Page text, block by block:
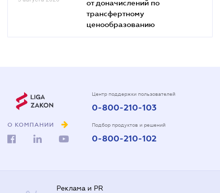
от доначислений по
трансфертному
ценообразованию
О КОМПАНИИ
Центр поддержки пользователей
0-800-210-103
Подбор продуктов и решений
0-800-210-102
Реклама и PR